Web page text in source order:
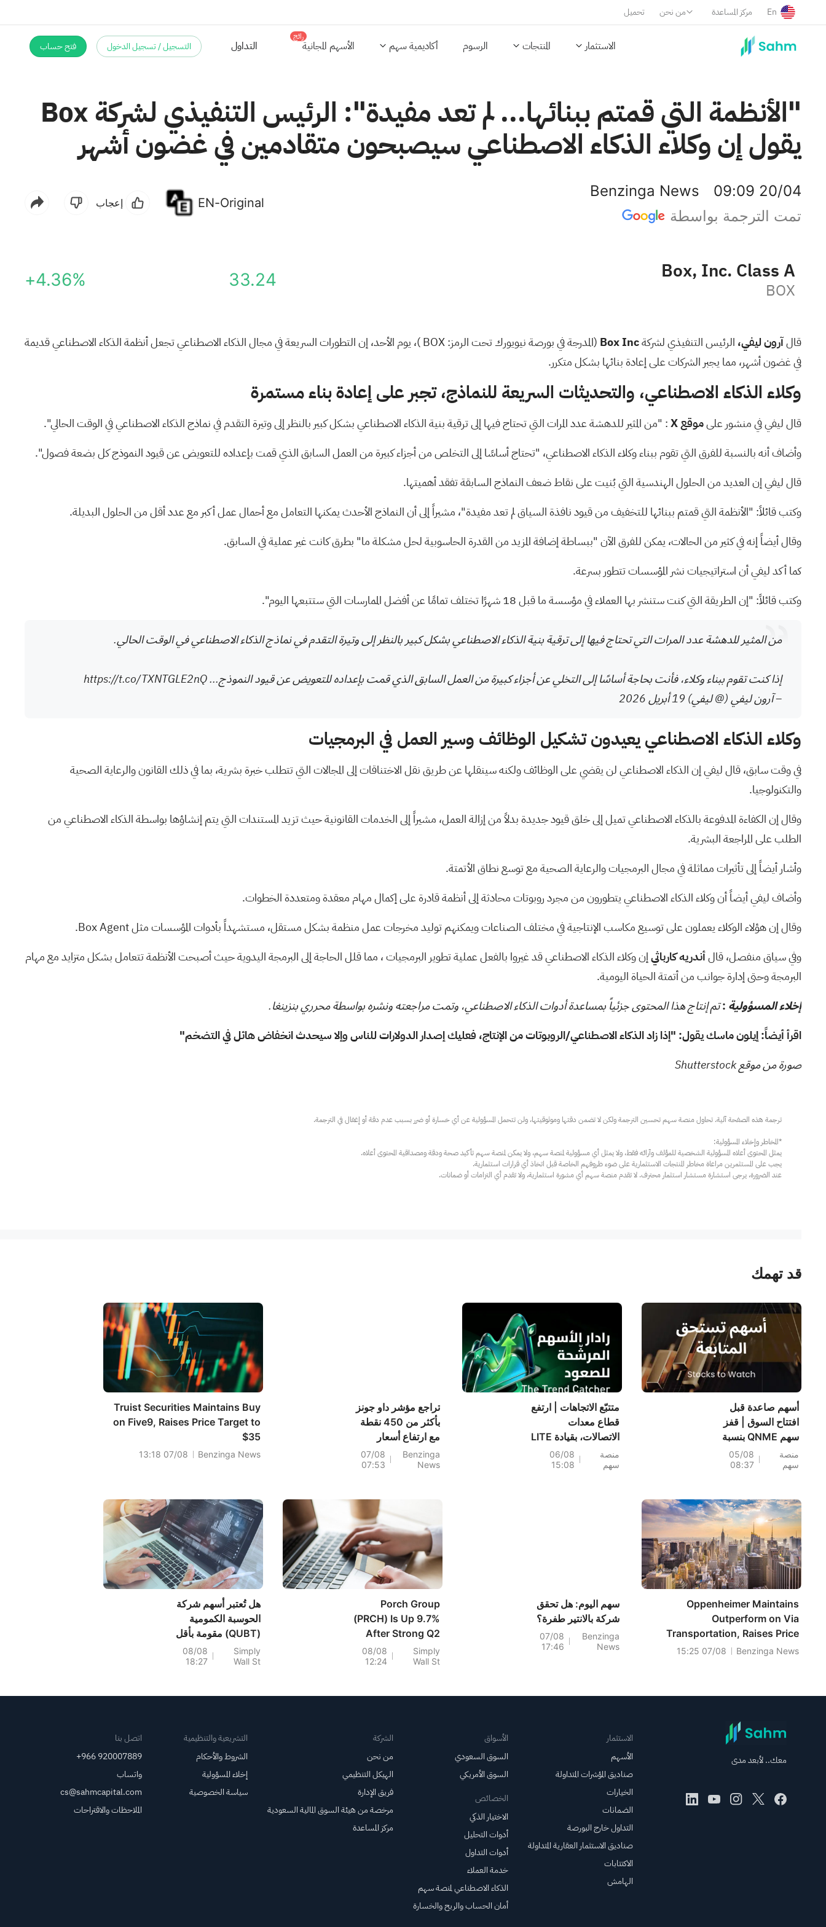
تحميل من نحن مركز المساعدة En
الاستثمار المنتجات الرسوم أكاديمية سهم الأسهم المجانية
رائج
التسجيل / تسجيل الدخول فتح حساب
"الأنظمة التي قمتم ببنائها... لم تعد مفيدة": الرئيس التنفيذي لشركة Box
يقول إن وكلاء الذكاء الاصطناعي سيصبحون متقادمين في غضون أشهر
Benzinga News
09:09 20/04
تمت الترجمة بواسطة
EN-Original إعجاب
Box, Inc. Class A
BOX
33.24
+4.36%
قالآرون ليفي، الرئيس التنفيذي لشركةBox Inc (المدرجة في بورصة نيويورك تحت الرمز:BOX)، يوم الأحد، إن التطورات السريعة في مجال الذكاء الاصطناعي تجعل أنظمة الذكاء الاصطناعي قديمة
في غضون أشهر، مما يجبر الشركات على إعادة بنائها بشكل متكرر.
وكلاء الذكاء الاصطناعي، والتحديثات السريعة للنماذج، تجبر على إعادة بناء مستمرة
قال ليفي في منشور علىموقع X
: "من المثير للدهشة عدد المرات التي تحتاج فيها إلى ترقية بنية الذكاء الاصطناعي بشكل كبير بالنظر إلى وتيرة التقدم في نماذج الذكاء الاصطناعي في الوقت الحالي".
وأضاف أنه بالنسبة للفرق التي تقوم ببناء وكلاء الذكاء الاصطناعي، "تحتاج أساسًا إلى التخلص من أجزاء كبيرة من العمل السابق الذي قمت بإعداده للتعويض عن قيود النموذج كل بضعة فصول".
قال ليفي إن العديد من الحلول الهندسية التي بُنيت على نقاط ضعف النماذج السابقة تفقد أهميتها.
وكتب قائلاً: "الأنظمة التي قمتم ببنائها للتخفيف من قيود نافذة السياق لم تعد مفيدة"، مشيراً إلى أن النماذج الأحدث يمكنها التعامل مع أحمال عمل أكبر مع عدد أقل من الحلول البديلة.
وقال أيضاً إنه في كثير من الحالات، يمكن للفرق الآن "ببساطة إضافة المزيد من القدرة الحاسوبية لحل مشكلة ما" بطرق كانت غير عملية في السابق.
كما أكد ليفي أن استراتيجيات نشر المؤسسات تتطور بسرعة.
وكتب قائلاً: "إن الطريقة التي كنت ستنشر بها العملاء في مؤسسة ما قبل 18 شهرًا تختلف تمامًا عن أفضل الممارسات التي ستتبعها اليوم".
من المثير للدهشة عدد المرات التي تحتاج فيها إلى ترقية بنية الذكاء الاصطناعي بشكل كبير بالنظر إلى وتيرة التقدم في نماذج الذكاء الاصطناعي في الوقت الحالي.
إذا كنت تقوم ببناء وكلاء، فأنت بحاجة أساسًا إلى التخلي عن أجزاء كبيرة من العمل السابق الذي قمت بإعداده للتعويض عن قيود النموذج...https://t.co/TXNTGLE2nQ
– آرون ليفي (@ ليفي) 19 أبريل 2026
وكلاء الذكاء الاصطناعي يعيدون تشكيل الوظائف وسير العمل في البرمجيات
في وقت سابق، قال ليفي إنالذكاء الاصطناعي لن يقضي على الوظائفولكنه سينقلها عن طريق نقل الاختناقات إلى المجالات التي تتطلب خبرة بشرية، بما في ذلك القانون والرعاية الصحية
والتكنولوجيا.
وقال إن الكفاءة المدفوعة بالذكاء الاصطناعي تميل إلى خلق قيود جديدة بدلاً من إزالة العمل، مشيراً إلى الخدمات القانونية حيث تزيد المستندات التي يتم إنشاؤها بواسطة الذكاء الاصطناعي من
الطلب على المراجعة البشرية.
وأشار أيضاً إلى تأثيرات مماثلة في مجال البرمجيات والرعاية الصحية مع توسع نطاق الأتمتة.
وأضاف ليفي أيضاً أنوكلاء الذكاء الاصطناعي يتطورون من مجرد روبوتات محادثةإلى أنظمة قادرة على إكمال مهام معقدة ومتعددة الخطوات.
وقال إن هؤلاء الوكلاء يعملون على توسيع مكاسب الإنتاجية في مختلف الصناعات ويمكنهم توليد مخرجات عمل منظمة بشكل مستقل، مستشهداً بأدوات المؤسسات مثل Box Agent.
وفي سياق منفصل، قالأندريه كارباثيإنوكلاء الذكاء الاصطناعي قد غيروا بالفعل عملية تطوير البرمجيات، مما قلل الحاجة إلى البرمجة اليدوية حيث أصبحت الأنظمة تتعامل بشكل متزايد مع مهام
البرمجة وحتى إدارة جوانب من أتمتة الحياة اليومية.
إخلاء المسؤولية : تم إنتاج هذا المحتوى جزئياً بمساعدة أدوات الذكاء الاصطناعي، وتمت مراجعته ونشره بواسطة محرري بنزينغا.
اقرأ أيضاً:إيلون ماسك يقول: "إذا زاد الذكاء الاصطناعي/الروبوتات من الإنتاج، فعليك إصدار الدولارات للناس وإلا سيحدث انخفاض هائل في التضخم"
صورة من موقع Shutterstock
عند الضرورة، يرجى استشارة مستشار استثمار محترف. لا تقدم منصة سهم أي مشورة استثمارية، ولا تقدم أي التزامات أو ضمانات.
قد تهمك
أسهم صاعدة قبل
افتتاح السوق | قفز
سهم QNME بنسبة
193.3%؛ إليكم 20
سهماً تشهد تحركات
منصة
سهم
05/08
08:37
متتبّع الاتجاهات | ارتفع
قطاع معدات
الاتصالات، بقيادة LITE
(+6%)؛ وسجلت أسهم
PH (+7%) وTPR
منصة
سهم
06/08
15:08
تراجع مؤشر داو جونز
بأكثر من 450 نقطة
مع ارتفاع أسعار
النفط: مؤشر الخوف لا
يزال في منطقة
Benzinga
News
07/08
07:53
Truist Securities Maintains Buy
on Five9, Raises Price Target to
$35
Benzinga News
07/08 13:18
Oppenheimer Maintains
Outperform on Via
Transportation, Raises Price
Target to $30
Benzinga News
07/08 15:25
سهم اليوم: هل تحقق
شركة بالانتير طفرة؟
Benzinga
News
07/08
17:46
Porch Group
(PRCH) Is Up 9.7%
After Strong Q2
Profit, 2026
Upgrade and ESOP
Simply
Wall St
08/08
12:24
هل تُعتبر أسهم شركة
الحوسبة الكمومية
(QUBT) مقومة بأقل
من قيمتها الحقيقية مع
تزايد الاهتمام بأرباح
Simply
Wall St
08/08
18:27
معك.. لأبعد مدى
الاستثمار
الأسهم
صناديق المؤشرات المتداولة
الخيارات
الضمانات
التداول خارج البورصة
صناديق الاستثمار العقارية المتداولة
الاكتتابات
الهامش
الأسواق
السوق السعودي
السوق الأمريكي
الخصائص
الاختيار الذكي
أدوات التحليل
أدوات التداول
خدمة العملاء
الذكاء الاصطناعي لمنصة سهم
أمان الحساب والربح والخسارة
الشركة
من نحن
الهيكل التنظيمي
فريق الإدارة
مرخصة من هيئة السوق المالية السعودية
مركز المساعدة
التشريعية والتنظيمية
الشروط والأحكام
إخلاء المسؤولية
سياسة الخصوصية
اتصل بنا
+966 920007889
واتساب
cs@sahmcapital.com
الملاحظات والاقتراحات